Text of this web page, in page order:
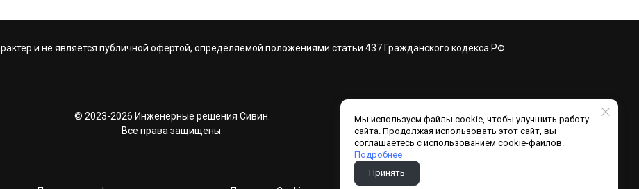
© 2023-2026 Инженерные решения Сивин.
Все права защищены.
и не является публичной офертой, определяемой положениями статьи 437 Гражданского кодекса РФ
Мы используем файлы cookie, чтобы улучшить работу
сайта. Продолжая использовать этот сайт, вы
соглашаетесь с использованием cookie-файлов.
Подробнее
Принять